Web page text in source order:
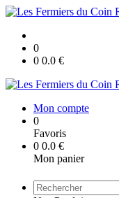
0
0 0.0 €
Mon compte
0
Favoris
0 0.0 €
Mon panier